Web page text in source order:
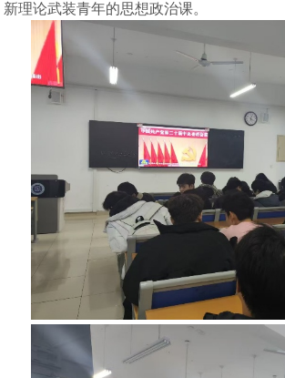
新理论武装青年的思想政治课。